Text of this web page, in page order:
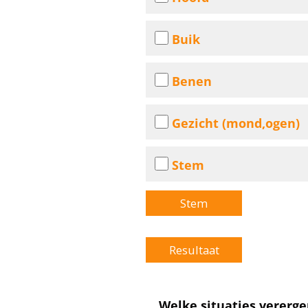
Buik
Benen
Gezicht (mond,ogen)
Stem